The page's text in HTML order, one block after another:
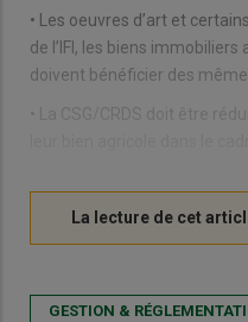
• Les oeuvres d’art et
de l’IFI, les biens
doivent bénéficier des
• La CSG/CRDS doit être
GESTION &